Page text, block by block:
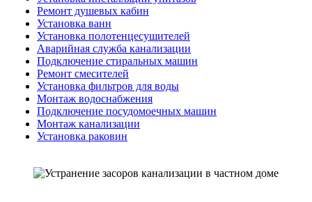
Ремонт душевых кабин
Установка ванн
Установка полотенцесушителей
Аварийная служба канализации
Подключение стиральных машин
Ремонт смесителей
Установка фильтров для воды
Монтаж водоснабжения
Подключение посудомоечных машин
Монтаж канализации
Установка раковин